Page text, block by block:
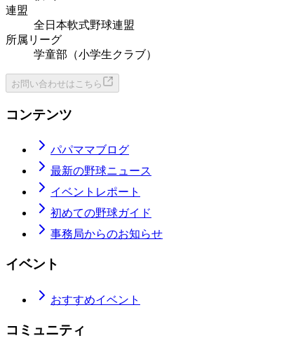
連盟
全日本軟式野球連盟
所属リーグ
学童部（小学生クラブ）
お問い合わせはこちら
コンテンツ
パパママブログ
最新の野球ニュース
イベントレポート
初めての野球ガイド
事務局からのお知らせ
イベント
おすすめイベント
コミュニティ